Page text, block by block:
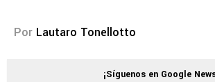
Por Lautaro Tonellotto
¡Síguenos en Google